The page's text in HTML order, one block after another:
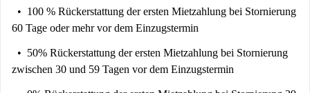
100 % Rückerstattung der ersten Mietzahlung bei Stornierung
60 Tage oder mehr vor dem Einzugstermin
50% Rückerstattung der ersten Mietzahlung bei Stornierung
zwischen 30 und 59 Tagen vor dem Einzugstermin